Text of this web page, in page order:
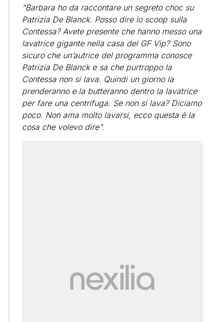
“Barbara ho da raccontare un segreto choc su
Patrizia De Blanck. Posso dire lo scoop sulla
Contessa? Avete presente che hanno messo una
lavatrice gigante nella casa del GF Vip? Sono
sicuro che un’autrice del programma conosce
Patrizia De Blanck e sa che purtroppo la
Contessa non si lava. Quindi un giorno la
prenderanno e la butteranno dentro la lavatrice
per fare una centrifuga. Se non si lava? Diciamo
poco. Non ama molto lavarsi, ecco questa è la
cosa che volevo dire”.